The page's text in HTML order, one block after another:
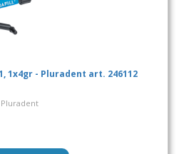
1x4gr - Pluradent art. 246112
Pluradent